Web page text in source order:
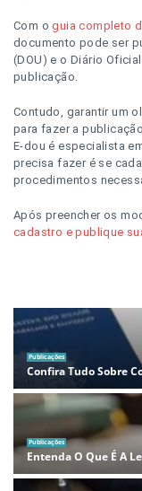
Com oguia completo
documento pode ser
(DOU) e o Diário
publicação.
Contudo, garantir um
para fazer a
E-dou é especialista
precisa fazer é se
procedimentos
Após preencher os
cadastro e publique
Publicações
Confira Tudo Sobre
Publicações
Entenda O Que É A